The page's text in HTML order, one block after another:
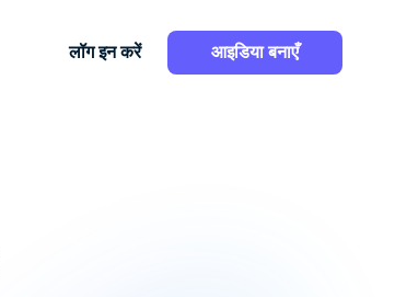
लॉग इन करें आइडिया बनाएँ